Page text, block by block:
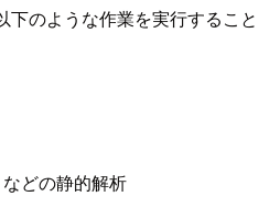
下のような作業を実行すること
どの静的解析